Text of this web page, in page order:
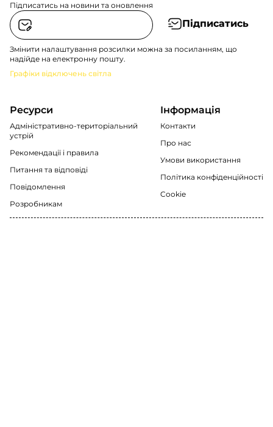
Підписатись на новини та оновлення
Підписатись
Змінити налаштування розсилки можна за посиланням, що
надійде на електронну пошту.
Графіки відключень світла
Ресурси
Адміністративно-територіальний
устрій
Рекомендації i правила
Питання та відповіді
Повідомлення
Розробникам
Інформація
Контакти
Про нас
Умови використання
Політика конфіденційності
Cookie